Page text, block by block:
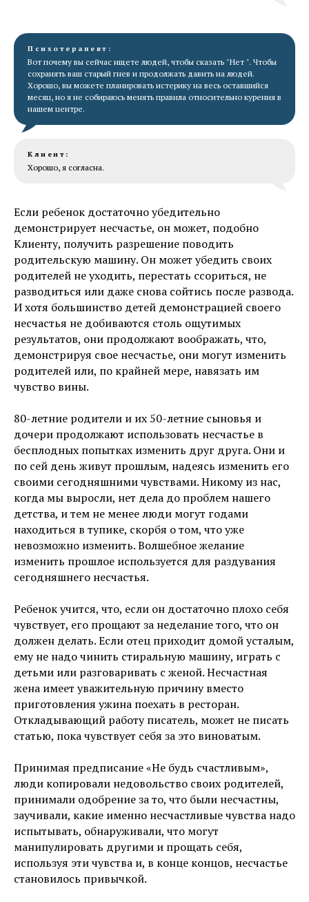
Психотерапевт:
Вот почему вы сейчас ищете людей, чтобы сказать "Нет ". Чтобы
сохранять ваш старый гнев и продолжать давить на людей.
Хорошо, вы можете планировать истерику на весь оставшийся
месяц, но я не собираюсь менять правила относительно курения в
нашем центре.
Клиент:
Хорошо, я согласна.
Если ребенок достаточно убедительно
демонстрирует несчастье, он может, подобно
Клиенту, получить разрешение поводить
родительскую машину. Он может убедить своих
родителей не уходить, перестать ссориться, не
разводиться или даже снова сойтись после развода.
И хотя большинство детей демонстрацией своего
несчастья не добиваются столь ощутимых
результатов, они продолжают воображать, что,
демонстрируя свое несчастье, они могут изменить
родителей или, по крайней мере, навязать им
чувство вины.
80-летние родители и их 50-летние сыновья и
дочери продолжают использовать несчастье в
бесплодных попытках изменить друг друга. Они и
по сей день живут прошлым, надеясь изменить его
своими сегодняшними чувствами. Никому из нас,
когда мы выросли, нет дела до проблем нашего
детства, и тем не менее люди могут годами
находиться в тупике, скорбя о том, что уже
невозможно изменить. Волшебное желание
изменить прошлое используется для раздувания
сегодняшнего несчастья.
Ребенок учится, что, если он достаточно плохо себя
чувствует, его прощают за неделание того, что он
должен делать. Если отец приходит домой усталым,
ему не надо чинить стиральную машину, играть с
детьми или разговаривать с женой. Несчастная
жена имеет уважительную причину вместо
приготовления ужина поехать в ресторан.
Откладывающий работу писатель, может не писать
статью, пока чувствует себя за это виноватым.
Принимая предписание «Не будь счастливым»,
люди копировали недовольство своих родителей,
принимали одобрение за то, что были несчастны,
заучивали, какие именно несчастливые чувства надо
испытывать, обнаруживали, что могут
манипулировать другими и прощать себя,
используя эти чувства и, в конце концов, несчастье
становилось привычкой.